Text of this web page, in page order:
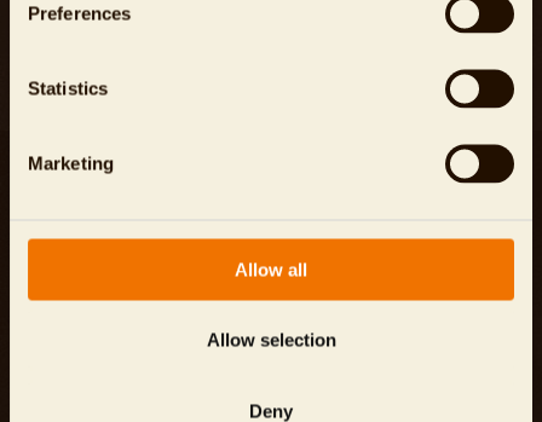
Preferences
Statistics
Marketing
Allow all
Allow selection
Deny
Energiemanagementsystem
dieDatenschutzbestimmungen